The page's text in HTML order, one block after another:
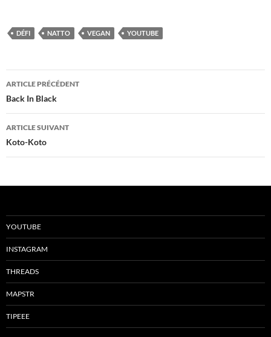
DÉFI NATTO VEGAN YOUTUBE
Navigation
des
articles
ARTICLE PRÉCÉDENT
Back In Black
ARTICLE SUIVANT
Koto-Koto
YOUTUBE
INSTAGRAM
THREADS
MAPSTR
TIPEEE